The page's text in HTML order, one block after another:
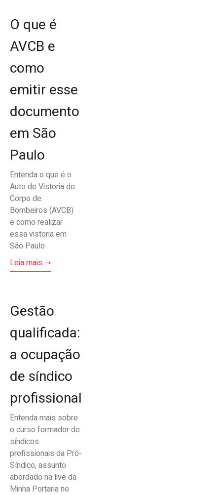
O que é
AVCB e
como
emitir esse
documento
em São
Paulo
Entenda o que é o
Auto de Vistoria do
Corpo de
Bombeiros (AVCB)
e como realizar
essa vistoria em
São Paulo
Leia mais ➝
Gestão
qualificada:
a ocupação
de síndico
profissional
Entenda mais sobre
o curso formador de
síndicos
profissionais da Pró-
Síndico, assunto
abordado na live da
Minha Portaria no